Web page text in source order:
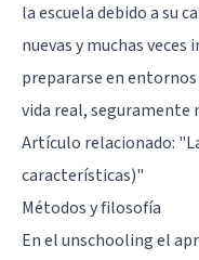
la escuela debido a su
nuevas y muchas veces
prepararse en
vida real, seguramente
Artículo relacionado:
características)"
Métodos y filosofía
En el unschooling el